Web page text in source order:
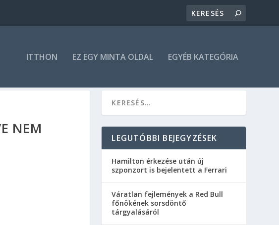
ITTHON EZ EGY MINTA OLDAL EGYÉB KATEGÓRIA
NEM
LEGUTÓBBI BEJEGYZÉSEK
Hamilton érkezése után új
szponzort is bejelentett a Ferrari
Váratlan fejlemények a Red Bull
főnökének sorsdöntő
tárgyalásáról